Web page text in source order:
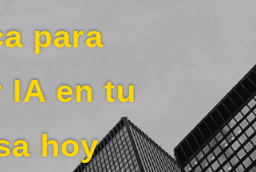
para
IA en tu
hoy